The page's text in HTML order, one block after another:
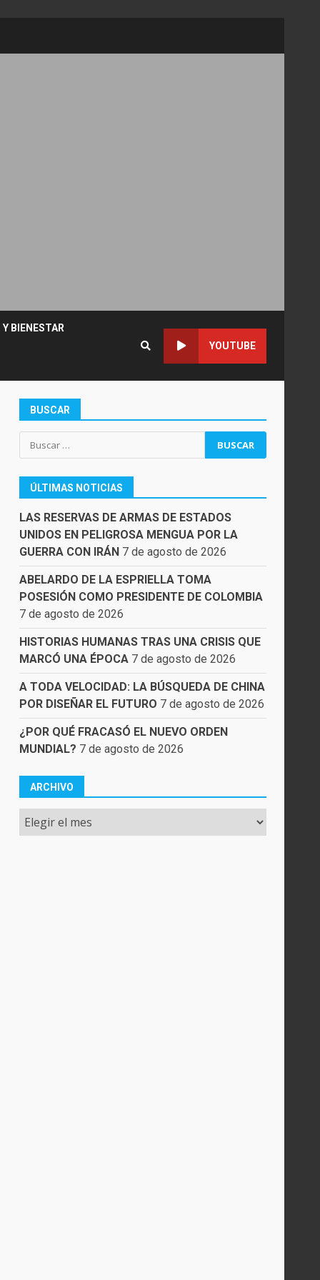
BIENESTAR
YOUTUBE
BUSCAR
Buscar:
ÚLTIMAS NOTICIAS
LAS RESERVAS DE ARMAS DE ESTADOS
UNIDOS EN PELIGROSA MENGUA POR LA
GUERRA CON IRÁN 7 de agosto de 2026
ABELARDO DE LA ESPRIELLA TOMA
POSESIÓN COMO PRESIDENTE DE COLOMBIA
7 de agosto de 2026
HISTORIAS HUMANAS TRAS UNA CRISIS QUE
MARCÓ UNA ÉPOCA 7 de agosto de 2026
A TODA VELOCIDAD: LA BÚSQUEDA DE CHINA
POR DISEÑAR EL FUTURO 7 de agosto de 2026
¿POR QUÉ FRACASÓ EL NUEVO ORDEN
MUNDIAL? 7 de agosto de 2026
ARCHIVO
Archivo